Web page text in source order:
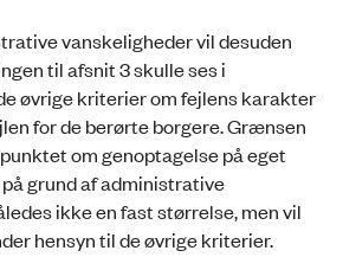
vanskeligheder vil desuden
til afsnit 3 skulle ses i
øvrige kriterier om fejlens karakter
for de berørte borgere. Grænsen
om genoptagelse på eget
grund af administrative
ikke en fast størrelse, men vil
hensyn til de øvrige kriterier.